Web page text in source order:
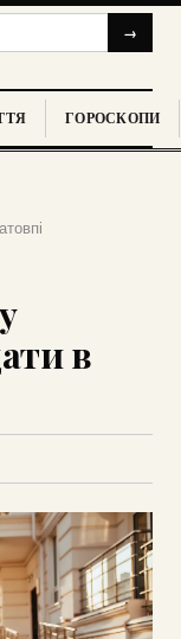
→
ГОРОСКОПИ
в